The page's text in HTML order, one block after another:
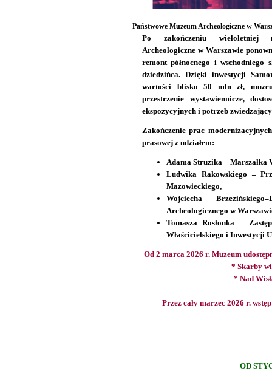
Państwowe Muzeum Archeologiczne w
Po zakończeniu wieloletniej
Archeologiczne w Warszawie
remont północnego i wschodniego
dziedzińca. Dzięki inwestycji
wartości blisko 50 mln zł,
przestrzenie wystawiennicze,
ekspozycyjnych i potrzeb
Zakończenie prac
prasowej z udziałem:
Adama Struzika – Marszałka
Ludwika Rakowskiego –
Mazowieckiego,
Wojciecha
Archeologicznego w
Tomasza Rosłonka –
Właścicielskiego i Inwestycji
Od 2 marca 2026 r. Muzeum
* Skarby
* Nad
Przez cały marzec 2026 r.
OD